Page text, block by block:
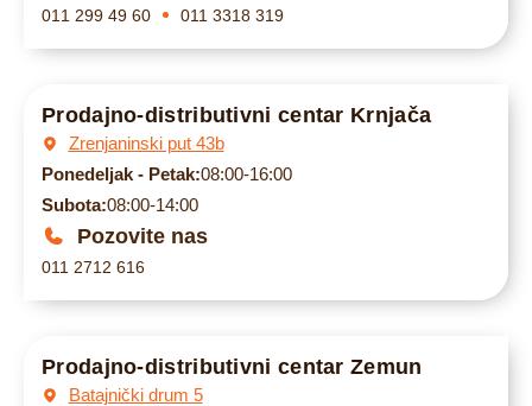
011 299 49 60
011 3318 319
Prodajno-distributivni centar Krnjača
Zrenjaninski put 43b
Ponedeljak - Petak:08:00-16:00
Subota:08:00-14:00
Pozovite nas
011 2712 616
Prodajno-distributivni centar Zemun
Batajnički drum 5